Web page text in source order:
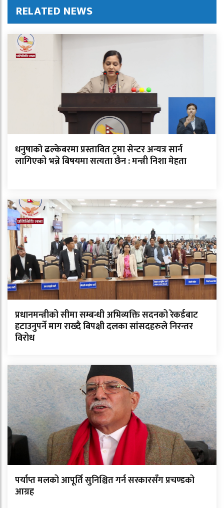
RELATED NEWS
धनुषाको ढल्केबरमा प्रस्तावित ट्रमा सेन्टर अन्यत्र सार्न
लागिएको भन्ने बिषयमा सत्यता छैन : मन्त्री निशा मेहता
प्रधानमन्त्रीको सीमा सम्बन्धी अभिव्यक्ति सदनको रेकर्डबाट
हटाउनुपर्ने माग राख्दै बिपक्षी दलका सांसदहरुले निरन्तर
विरोध
पर्याप्त मलको आपूर्ति सुनिश्चित गर्न सरकारसँग प्रचण्डको
आग्रह